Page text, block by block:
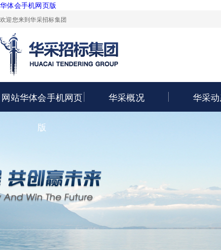
华体会手机网页版
欢迎您来到华采招标集团
网站华体会手机网页
版
华采概况 华采